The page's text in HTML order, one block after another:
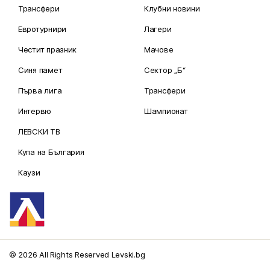
Трансфери
Евротурнири
Честит празник
Синя памет
Първа лига
Интервю
ЛЕВСКИ ТВ
Купа на България
Каузи
Клубни новини
Лагери
Мачове
Сектор „Б“
Трансфери
Шампионат
© 2026 All Rights Reserved Levski.bg